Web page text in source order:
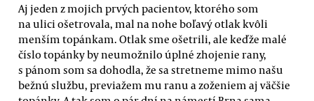
Aj jeden z mojich prvých pacientov, ktorého som
na ulici ošetrovala, mal na nohe boľavý otlak kvôli
menším topánkam. Otlak sme ošetrili, ale keďže malé
číslo topánky by neumožnilo úplné zhojenie rany,
s pánom som sa dohodla, že sa stretneme mimo našu
bežnú službu, previažem mu ranu a zoženiem aj väčšie